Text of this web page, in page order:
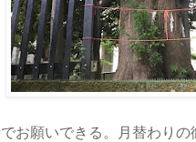
お願いできる。月替わり